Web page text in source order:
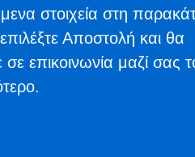
στοιχεία στη
Αποστολή και θα
επικοινωνία μαζί σας